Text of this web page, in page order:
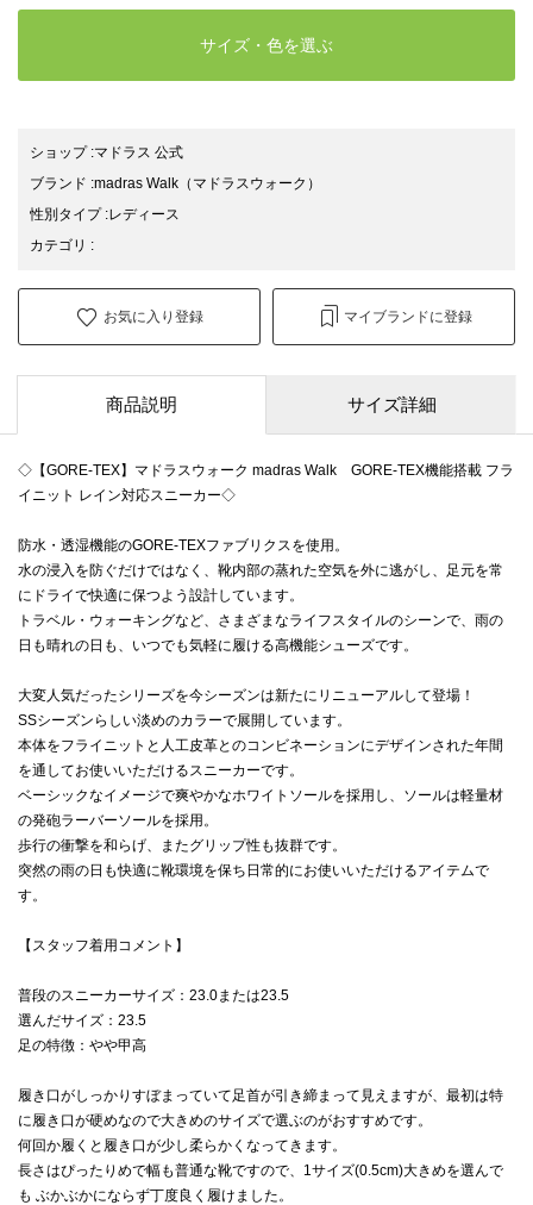
サイズ・色を選ぶ
ショップ:マドラス 公式
ブランド :madras Walk （マドラスウォーク）
性別タイプ:レディース
カテゴリ :
お気に入り登録 マイブランドに登録
商品説明 サイズ詳細
◇【GORE-TEX】マドラスウォーク madras Walk GORE-TEX機能搭載 フラ
イニット レイン対応スニーカー◇
防水・透湿機能のGORE-TEXファブリクスを使用。
水の浸入を防ぐだけではなく、靴内部の蒸れた空気を外に逃がし、足元を常
にドライで快適に保つよう設計しています。
トラベル・ウォーキングなど、さまざまなライフスタイルのシーンで、雨の
日も晴れの日も、いつでも気軽に履ける高機能シューズです。
大変人気だったシリーズを今シーズンは新たにリニューアルして登場！
SSシーズンらしい淡めのカラーで展開しています。
本体をフライニットと人工皮革とのコンビネーションにデザインされた年間
を通してお使いいただけるスニーカーです。
ベーシックなイメージで爽やかなホワイトソールを採用し、ソールは軽量材
の発砲ラーバーソールを採用。
歩行の衝撃を和らげ、またグリップ性も抜群です。
突然の雨の日も快適に靴環境を保ち日常的にお使いいただけるアイテムで
す。
【スタッフ着用コメント】
普段のスニーカーサイズ：23.0または23.5
選んだサイズ：23.5
足の特徴：やや甲高
履き口がしっかりすぼまっていて足首が引き締まって見えますが、最初は特
に履き口が硬めなので大きめのサイズで選ぶのがおすすめです。
何回か履くと履き口が少し柔らかくなってきます。
長さはぴったりめで幅も普通な靴ですので、1サイズ(0.5cm)大きめを選んで
も ぶかぶかにならず丁度良く履けました。